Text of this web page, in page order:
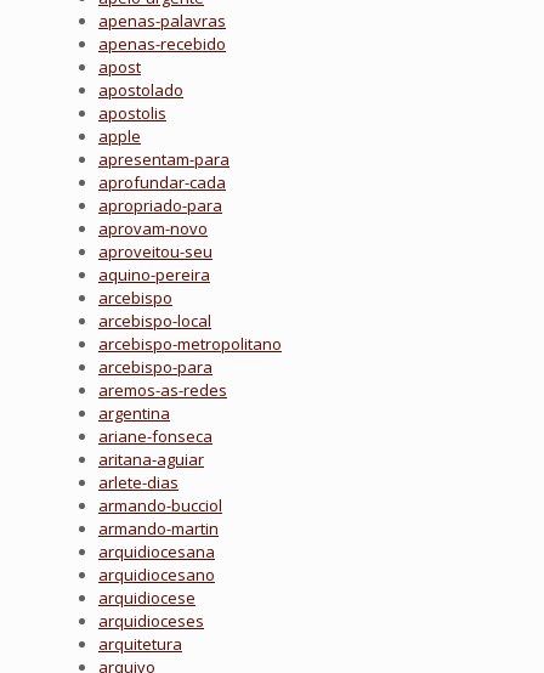
apenas-palavras
apenas-recebido
apost
apostolado
apostolis
apple
apresentam-para
aprofundar-cada
apropriado-para
aprovam-novo
aproveitou-seu
aquino-pereira
arcebispo
arcebispo-local
arcebispo-metropolitano
arcebispo-para
aremos-as-redes
argentina
ariane-fonseca
aritana-aguiar
arlete-dias
armando-bucciol
armando-martin
arquidiocesana
arquidiocesano
arquidiocese
arquidioceses
arquitetura
arquivo